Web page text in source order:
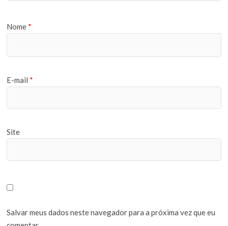
Nome *
E-mail *
Site
Salvar meus dados neste navegador para a próxima vez que eu